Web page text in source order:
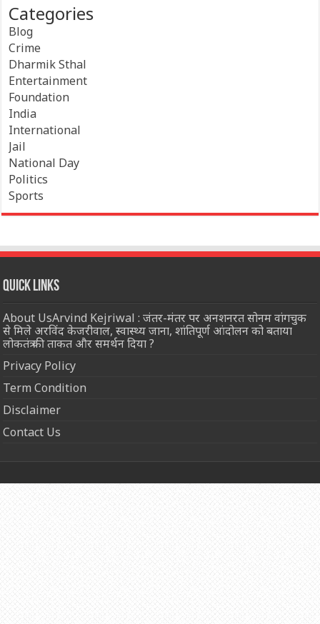
Categories
Blog
Crime
Dharmik Sthal
Entertainment
Foundation
India
International
Jail
National Day
Politics
Sports
Quick Links
About UsArvind Kejriwal : जंतर-मंतर पर अनशनरत सोनम वांगचुक
से मिले अरविंद केजरीवाल, स्वास्थ्य जाना, शांतिपूर्ण आंदोलन को बताया
लोकतंत्र की ताकत और समर्थन दिया ?
Privacy Policy
Term Condition
Disclaimer
Contact Us